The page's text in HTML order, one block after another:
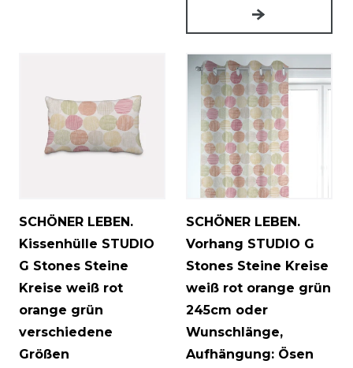
SCHÖNER LEBEN.
Kissenhülle STUDIO
G Stones Steine
Kreise weiß rot
orange grün
verschiedene
Größen
SCHÖNER LEBEN.
Vorhang STUDIO G
Stones Steine Kreise
weiß rot orange grün
245cm oder
Wunschlänge,
Aufhängung: Ösen